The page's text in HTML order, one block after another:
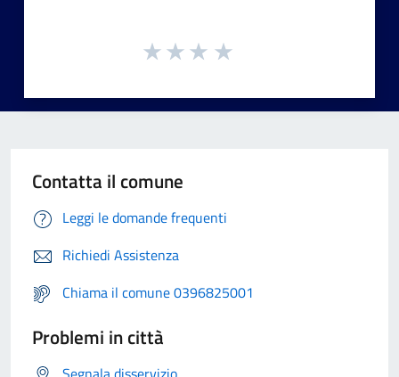
Contatta il comune
Leggi le domande frequenti
Richiedi Assistenza
Chiama il comune 0396825001
Problemi in città